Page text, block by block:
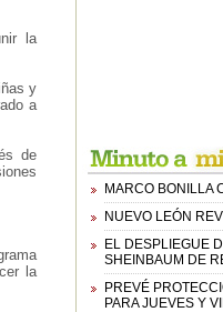
la
y
a
de
la
MARCO BONILLA
NUEVO LEÓN
EL DESPLIEGUE
SHEINBAUM DE
PREVÉ
PARA JUEVES Y